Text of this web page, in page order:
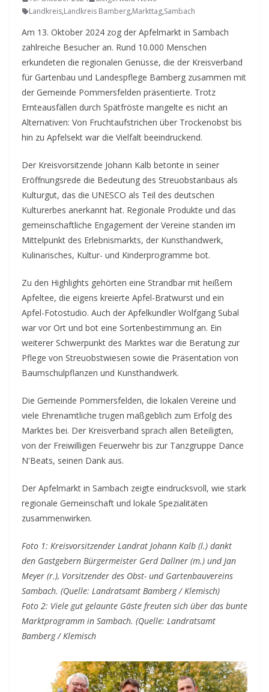
Landkreis,Landkreis Bamberg,Markttag,Sambach
Am 13. Oktober 2024 zog der Apfelmarkt in Sambach
zahlreiche Besucher an. Rund 10.000 Menschen
erkundeten die regionalen Genüsse, die der Kreisverband
für Gartenbau und Landespflege Bamberg zusammen mit
der Gemeinde Pommersfelden präsentierte. Trotz
Ernteausfällen durch Spätfröste mangelte es nicht an
Alternativen: Von Fruchtaufstrichen über Trockenobst bis
hin zu Apfelsekt war die Vielfalt beeindruckend.
Der Kreisvorsitzende Johann Kalb betonte in seiner
Eröffnungsrede die Bedeutung des Streuobstanbaus als
Kulturgut, das die UNESCO als Teil des deutschen
Kulturerbes anerkannt hat. Regionale Produkte und das
gemeinschaftliche Engagement der Vereine standen im
Mittelpunkt des Erlebnismarkts, der Kunsthandwerk,
Kulinarisches, Kultur- und Kinderprogramme bot.
Zu den Highlights gehörten eine Strandbar mit heißem
Apfeltee, die eigens kreierte Apfel-Bratwurst und ein
Apfel-Fotostudio. Auch der Apfelkundler Wolfgang Subal
war vor Ort und bot eine Sortenbestimmung an. Ein
weiterer Schwerpunkt des Marktes war die Beratung zur
Pflege von Streuobstwiesen sowie die Präsentation von
Baumschulpflanzen und Kunsthandwerk.
Die Gemeinde Pommersfelden, die lokalen Vereine und
viele Ehrenamtliche trugen maßgeblich zum Erfolg des
Marktes bei. Der Kreisverband sprach allen Beteiligten,
von der Freiwilligen Feuerwehr bis zur Tanzgruppe Dance
N'Beats, seinen Dank aus.
Der Apfelmarkt in Sambach zeigte eindrucksvoll, wie stark
regionale Gemeinschaft und lokale Spezialitäten
zusammenwirken.
Foto 1: Kreisvorsitzender Landrat Johann Kalb (l.) dankt
den Gastgebern Bürgermeister Gerd Dallner (m.) und Jan
Meyer (r.), Vorsitzender des Obst- und Gartenbauvereins
Sambach. (Quelle: Landratsamt Bamberg / Klemisch)
Foto 2: Viele gut gelaunte Gäste freuten sich über das bunte
Marktprogramm in Sambach. (Quelle: Landratsamt
Bamberg / Klemisch